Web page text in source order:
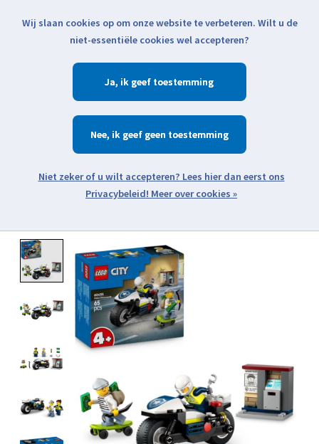
Klik voor actuele verzendinformatie...
Verlanglijst
Zoeken
Open webshop menu
Product image slideshow Items
Wij slaan cookies op om onze website te verbeteren. Wilt u de
niet-essentiële cookies wel accepteren?
Ja
Nee
Meer over cookies »